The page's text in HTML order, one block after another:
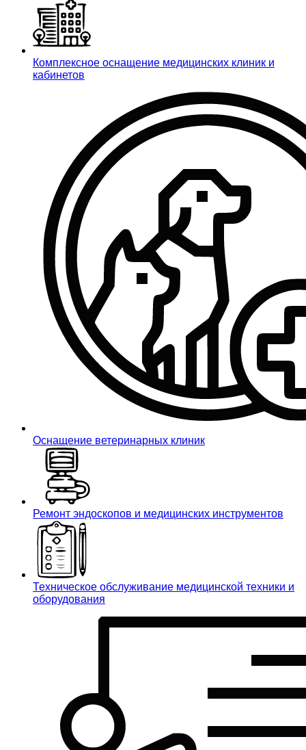
Комплексное оснащение медицинских клиник и
кабинетов
Оснащение ветеринарных клиник
Ремонт эндоскопов и медицинских инструментов
Техническое обслуживание медицинской техники и
оборудования